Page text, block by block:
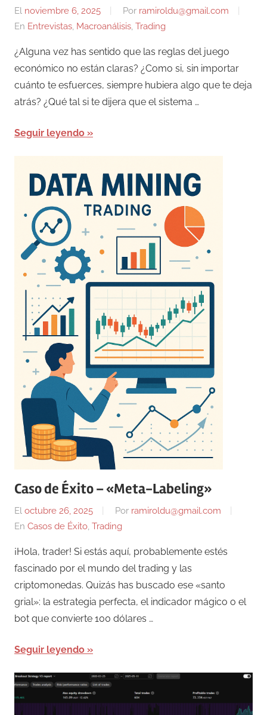
El noviembre 6, 2025 Por ramiroldu@gmail.com
En Entrevistas, Macroanálisis, Trading
¿Alguna vez has sentido que las reglas del juego
económico no están claras? ¿Como si, sin importar
cuánto te esfuerces, siempre hubiera algo que te deja
atrás? ¿Qué tal si te dijera que el sistema …
Seguir leyendo
Caso de Éxito – «Meta-Labeling»
El octubre 26, 2025 Por ramiroldu@gmail.com
En Casos de Éxito, Trading
¡Hola, trader! Si estás aquí, probablemente estés
fascinado por el mundo del trading y las
criptomonedas. Quizás has buscado ese «santo
grial»: la estrategia perfecta, el indicador mágico o el
bot que convierte 100 dólares …
Seguir leyendo